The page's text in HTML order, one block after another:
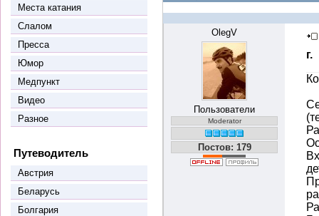
Места катания
Слалом
Пресса
Юмор
Медпункт
Видео
Разное
Путеводитель
Австрия
Беларусь
Болгария
OlegV
Пользователи
Moderator
Постов: 179
г.